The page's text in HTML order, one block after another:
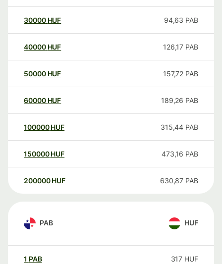
30000 HUF 94,63 PAB
40000 HUF 126,17 PAB
50000 HUF 157,72 PAB
60000 HUF 189,26 PAB
100000 HUF 315,44 PAB
150000 HUF 473,16 PAB
200000 HUF 630,87 PAB
PAB HUF
1 PAB 317 HUF